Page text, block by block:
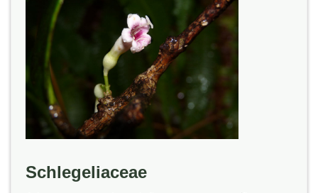
Schlegeliaceae